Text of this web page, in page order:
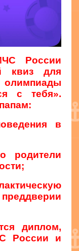
России
квиз для
с тебя».
в
родители
диплом,
России и